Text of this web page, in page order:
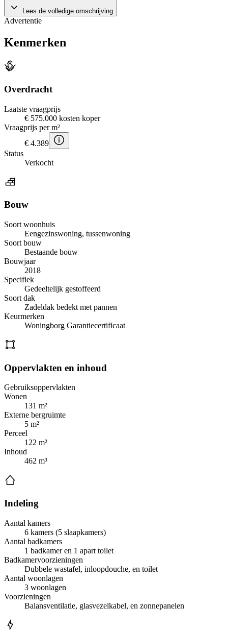
Lees de volledige omschrijving
Advertentie
Kenmerken
Overdracht
Laatste vraagprijs
€ 575.000 kosten koper
Vraagprijs per m²
€ 4.389
Status
Verkocht
Bouw
Soort woonhuis
Eengezinswoning, tussenwoning
Soort bouw
Bestaande bouw
Bouwjaar
2018
Specifiek
Gedeeltelijk gestoffeerd
Soort dak
Zadeldak bedekt met pannen
Keurmerken
Woningborg Garantiecertificaat
Oppervlakten en inhoud
Gebruiksoppervlakten
Wonen
131 m²
Externe bergruimte
5 m²
Perceel
122 m²
Inhoud
462 m³
Indeling
Aantal kamers
6 kamers (5 slaapkamers)
Aantal badkamers
1 badkamer en 1 apart toilet
Badkamervoorzieningen
Dubbele wastafel, inloopdouche, en toilet
Aantal woonlagen
3 woonlagen
Voorzieningen
Balansventilatie, glasvezelkabel, en zonnepanelen